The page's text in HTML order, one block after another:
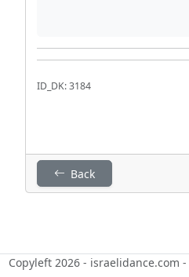
ID_DK: 3184
Back
Copyleft 2026 - israelidance.com -